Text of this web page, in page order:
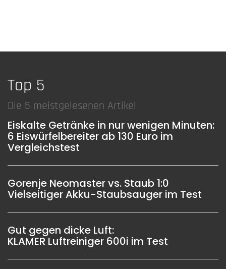
Top 5
Die 5 meistgelesenen Artikel
Eiskalte Getränke in nur wenigen Minuten:
6 Eiswürfelbereiter ab 130 Euro im
Vergleichstest
Gorenje Neomaster vs. Staub 1:0
Vielseitiger Akku-Staubsauger im Test
Gut gegen dicke Luft:
KLAMER Luftreiniger 600i im Test